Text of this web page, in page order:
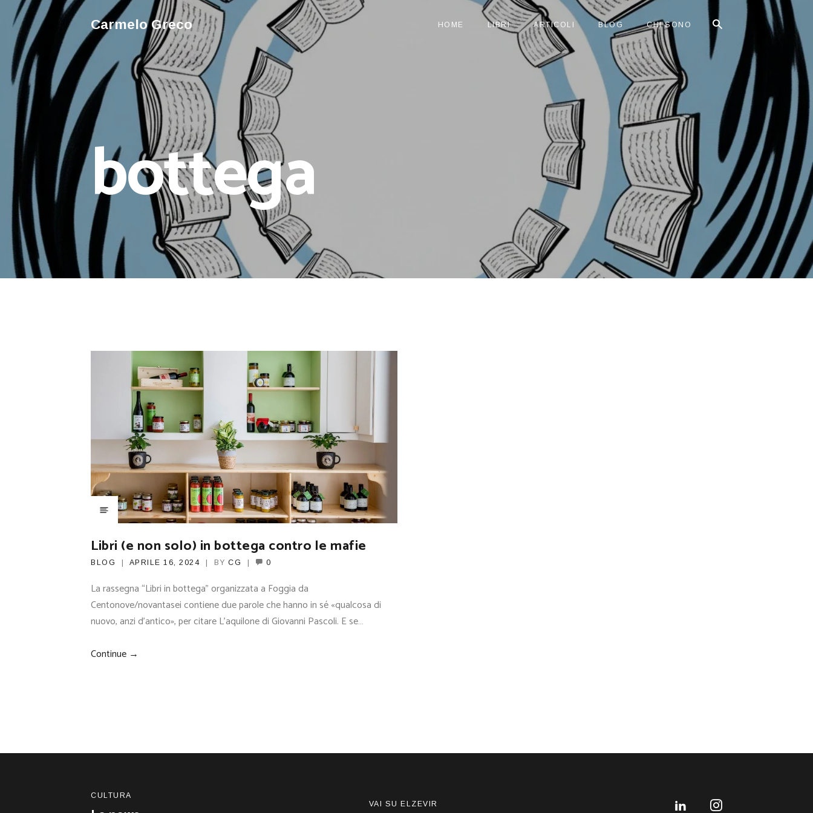
Carmelo Greco HOME LIBRI ARTICOLI BLOG CHI SONO
bottega
Libri (e non solo) in bottega contro le mafie
BLOG APRILE 16, 2024 BY CG 0
La rassegna “Libri in bottega” organizzata a Foggia da
Centonove/novantasei contiene due parole che hanno in sé «qualcosa di
nuovo, anzi d’antico», per citare L’aquilone di Giovanni Pascoli. E se…
Continue →
CULTURA
VAI SU ELZEVIR